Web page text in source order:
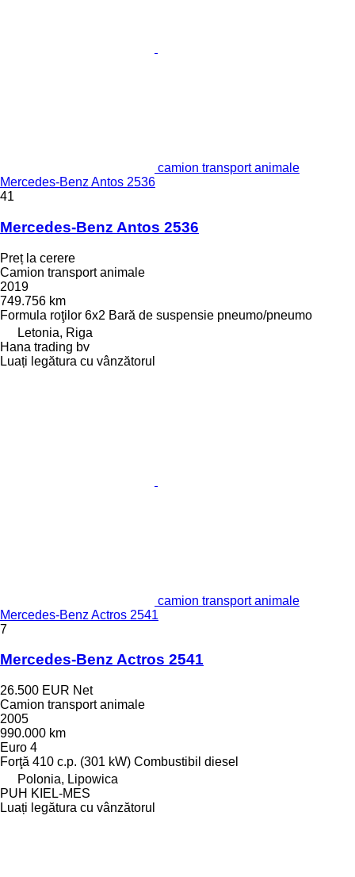
camion transport animale
Mercedes-Benz Antos 2536
41
Mercedes-Benz Antos 2536
Preț la cerere
Camion transport animale
2019
749.756 km
Formula roţilor 6x2 Bară de suspensie pneumo/pneumo
Letonia, Riga
Hana trading bv
Luați legătura cu vânzătorul
camion transport animale
Mercedes-Benz Actros 2541
7
Mercedes-Benz Actros 2541
26.500 EUR Net
Camion transport animale
2005
990.000 km
Euro 4
Forţă 410 c.p. (301 kW) Combustibil diesel
Polonia, Lipowica
PUH KIEL-MES
Luați legătura cu vânzătorul